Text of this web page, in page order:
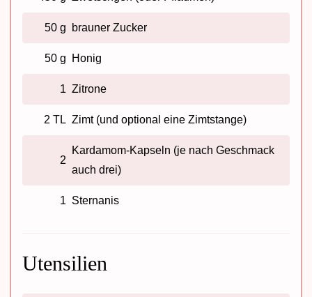
50 g brauner Zucker
50 g Honig
1 Zitrone
2 TL Zimt (und optional eine Zimtstange)
2
Kardamom-Kapseln (je nach Geschmack
auch drei)
1 Sternanis
Utensilien